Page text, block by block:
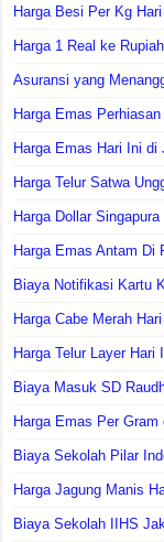
Harga Besi Per Kg
Harga 1 Real ke
Asuransi yang
Harga Emas
Harga Emas Hari Ini di
Harga Telur Satwa
Harga Dollar
Harga Emas Antam Di
Biaya Notifikasi Kartu
Harga Cabe Merah
Harga Telur Layer Hari
Biaya Masuk SD
Harga Emas Per Gram
Biaya Sekolah Pilar
Harga Jagung Manis
Biaya Sekolah IIHS